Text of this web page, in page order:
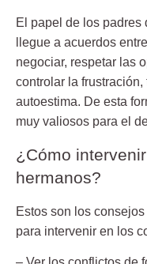
El papel de los padres
llegue a acuerdos
negociar, respetar las
controlar la
autoestima. De esta
muy valiosos para el
¿Cómo
hermanos?
Estos son los
para intervenir en los